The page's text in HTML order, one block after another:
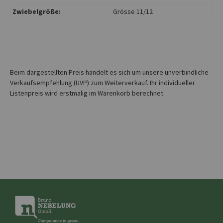
Zwiebelgröße:
Grösse 11/12
Beim dargestellten Preis handelt es sich um unsere unverbindliche
Verkaufsempfehlung (UVP) zum Weiterverkauf. Ihr individueller
Listenpreis wird erstmalig im Warenkorb berechnet.